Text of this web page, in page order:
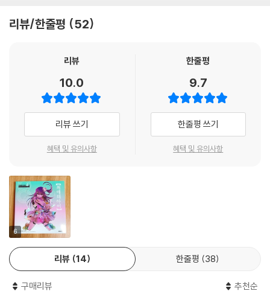
리뷰/한줄평 52
리뷰
10.0
리뷰 쓰기
혜택 및 유의사항
한줄평
9.7
한줄평 쓰기
혜택 및 유의사항
6
리뷰 14 한줄평 38
구매리뷰 추천순